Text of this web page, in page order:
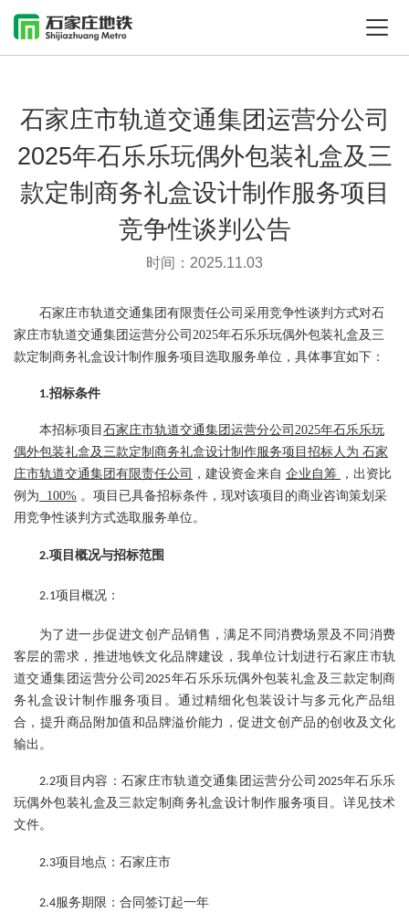
石家庄市轨道交通集团运营分公司
2025年石乐乐玩偶外包装礼盒及三
款定制商务礼盒设计制作服务项目
竞争性谈判公告
时间：2025.11.03
石家庄市轨道交通集团有限责任公司 采用竞争性谈判 方式对石
家庄市轨道交通集团运营分公司 2025年石乐乐玩偶外包装礼盒及三
款定制商务礼盒设计制作服务项目 选取服务单位，具体事宜如下：
1.招标条件
本招标项目 石家庄市轨道交通集团运营分公司 2025年石乐乐玩
偶外包装礼盒及三款定制商务礼盒设计制作服务项目招标人为 石家
庄市轨道交通集团有限责任公司
，建设资金来自 企业自筹 ， 出资比
例为
100% 。 项目已具备招标条件，现对该项目的商业咨询策划 采
用竞争性谈判方式选取服务单位。
2.项目概况与招标范围
2.1项目概况：
为了进一步促进文创产品销售，满足不同消费场景及不同消费
客层的需求，推进地铁文化品牌建设，我单位计划进行石家庄市轨
道交通集团运营分公司2025年石乐乐玩偶外包装礼盒及三款定制商
务礼盒设计制作服务项目。 通过精细化包装设计与多元化产品组
合，提升商品附加值和品牌溢价能力，促进文创产品的创收及文化
输出 。
2.2项目内容：石家庄市轨道交通集团运营分公司 2025年石乐乐
玩偶外包装礼盒及三款定制商务礼盒设计制作服务项目。详见技术
文件。
2.3项目地点：石家庄市
2.4服务期限：合同签订起一年